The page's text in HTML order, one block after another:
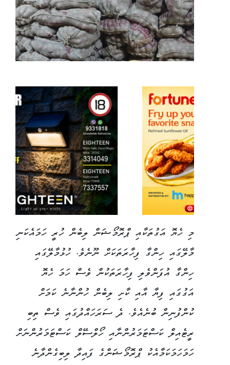
މި ހެޔޮ އަގުތަކާއި ޕްރޮމޯޝަން ލިބެން ހުރީ ހަމައެކަނި
މާލޭގައި ހިންގާ ފިހާރަތަކަށް ނޫނެވެ. ހުޅުމާލޭގައި
ހިންގާ އުފަންވެލި ފިހާރަތަކުން ވެސް ހަމަ ހެޔޮ
އަގުގައި ފިޔާ އާއި ކާށި ލިބެން ހުންނާނެ ކަމަށް
ކުންފުނިން ބުނެއެވެ. ދެ ސަރަހައްދުގައި ވެސް ތިބި
ރީޓެއިލް ކަސްޓަމަރުންނާއި ހޯލްސޭލް ކަސްޓަމަރުންނަށް
ހަމަހަމަކަމާއެކު ޕްރޮމޯޝަންގެ ފައިދާ ލިބިގެންދާނެ